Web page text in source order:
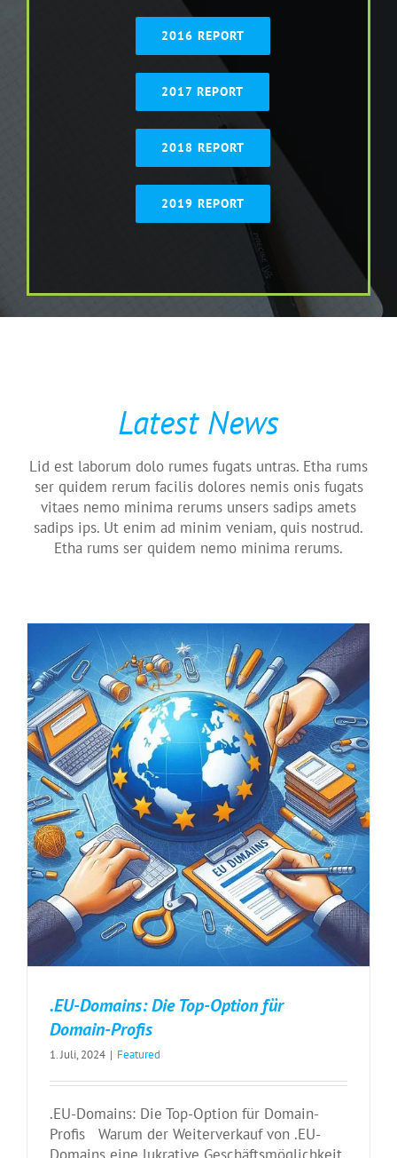
2016 REPORT
2017 REPORT
2018 REPORT
2019 REPORT
Latest News
Lid est laborum dolo rumes fugats untras. Etha rums
ser quidem rerum facilis dolores nemis onis fugats
vitaes nemo minima rerums unsers sadips amets
sadips ips. Ut enim ad minim veniam, quis nostrud.
Etha rums ser quidem nemo minima rerums.
Profis
Featured
.EU-Domains: Die Top-Option für
Domain-Profis
1. Juli, 2024 | Featured
.EU-Domains: Die Top-Option für Domain-
Profis Warum der Weiterverkauf von .EU-